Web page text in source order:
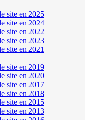
site en 2025
site en 2024
site en 2022
site en 2023
site en 2021
site en 2019
site en 2020
site en 2017
site en 2018
site en 2015
site en 2013